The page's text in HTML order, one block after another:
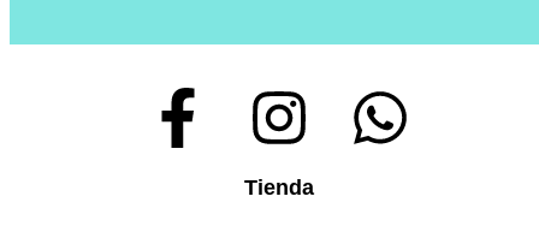
Tienda